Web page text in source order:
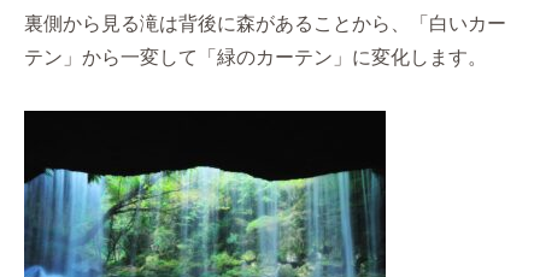
裏側から見る滝は背後に森があることから、「白いカー
テン」から一変して「緑のカーテン」に変化します。